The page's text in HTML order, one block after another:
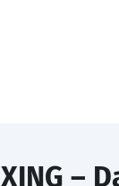
XING –